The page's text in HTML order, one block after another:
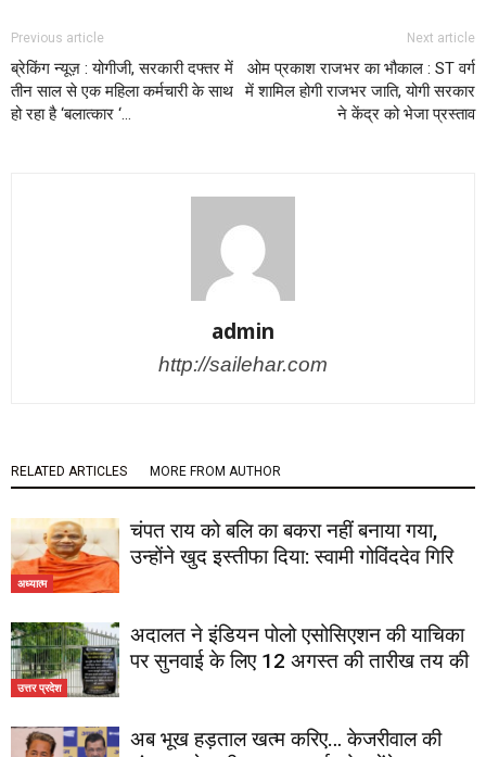
Previous article
ब्रेकिंग न्यूज़ : योगीजी, सरकारी दफ्तर में
तीन साल से एक महिला कर्मचारी के साथ
हो रहा है ‘बलात्कार ‘…
Next article
ओम प्रकाश राजभर का भौकाल : ST वर्ग
में शामिल होगी राजभर जाति, योगी सरकार
ने केंद्र को भेजा प्रस्ताव
admin
http://sailehar.com
RELATED ARTICLES MORE FROM AUTHOR
अध्यात्म
चंपत राय को बलि का बकरा नहीं बनाया गया,
उन्होंने खुद इस्तीफा दिया: स्वामी गोविंददेव गिरि
उत्तर प्रदेश
अदालत ने इंडियन पोलो एसोसिएशन की याचिका
पर सुनवाई के लिए 12 अगस्त की तारीख तय की
अब भूख हड़ताल खत्म करिए… केजरीवाल की